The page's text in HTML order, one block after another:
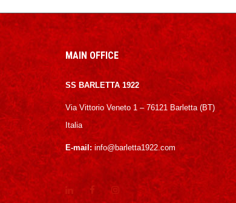
MAIN OFFICE
SS BARLETTA 1922
Via Vittorio Veneto 1 – 76121 Barletta (BT)
Italia
E-mail: info@barletta1922.com